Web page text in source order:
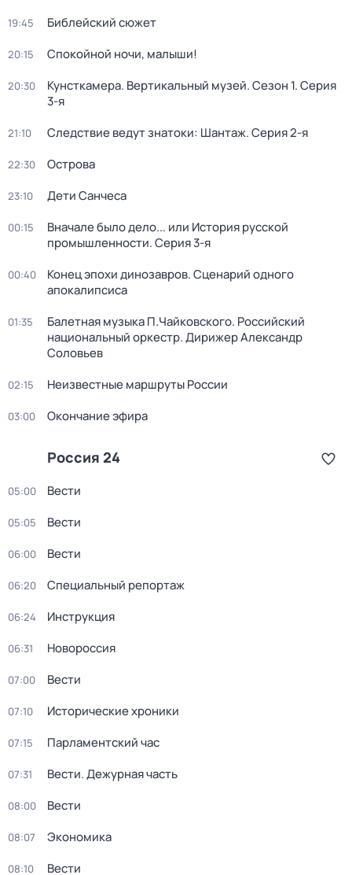
19:45 Библейский сюжет
20:15 Спокойной ночи, малыши!
20:30 Кунсткамера. Вертикальный музей. Сезон 1. Серия
3-я
21:10 Следствие ведут знатоки: Шантаж. Серия 2-я
22:30 Острова
23:10 Дети Санчеса
00:15
Вначале было дело... или История русской
промышленности. Серия 3-я
00:40
Конец эпохи динозавров. Сценарий одного
апокалипсиса
01:35
Балетная музыка П.Чайковского. Российский
национальный оркестр. Дирижер Александр
Соловьев
02:15 Неизвестные маршруты России
03:00 Окончание эфира
Россия 24
05:00 Вести
05:05 Вести
06:00 Вести
06:20 Специальный репортаж
06:24 Инструкция
06:31 Новороссия
07:00 Вести
07:10 Исторические хроники
07:15 Парламентский час
07:31 Вести. Дежурная часть
08:00 Вести
08:07 Экономика
08:10 Вести